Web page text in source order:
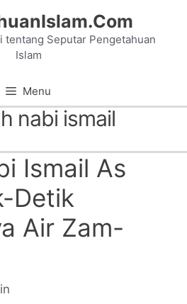
tentang Seputar Pengetahuan
Islam
Menu
nabi ismail
Ismail As
Detik
Air Zam-